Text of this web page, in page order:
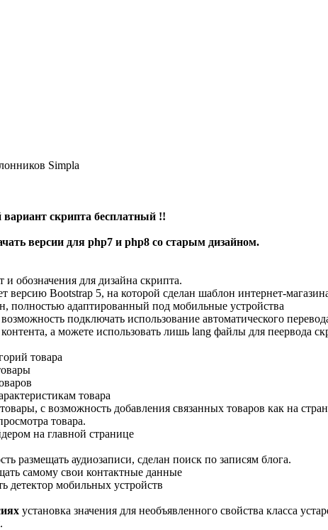
Simpla
скрипта бесплатный !!
версии для php7 и php8 со старым дизайном.
и обозначения для дизайна скрипта.
версию Bootstrap 5, на которой сделан шаблон интернет-
полностью адаптированный под мобильные устройства
подключать использование автоматического
а можете использовать лишь lang файлы для пеервода
товара
товара
с возможность добавления связанных товаров как на
товара.
на главной странице
размещать аудиозаписи, сделан поиск по записям блога.
самому свои контактные данные
детектор мобильных устройств
установка значения для необъявленного свойства класса